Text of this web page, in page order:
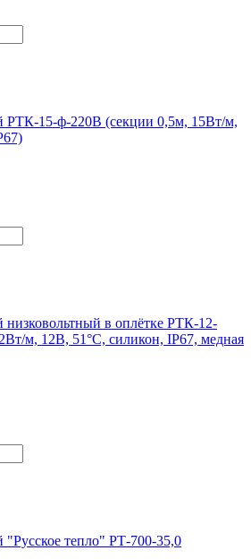
РТК-15-ф-220В (секции 0,5м, 15Вт/м,
низковольтный в оплётке РТК-12-
м, 12В, 51°С, силикон, IP67, медная
"Русское тепло" РТ-700-35,0